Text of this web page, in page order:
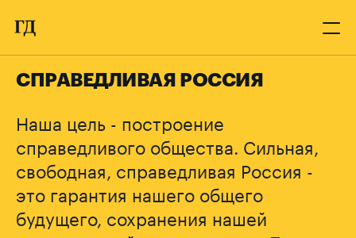
СПРАВЕДЛИВАЯ РОССИЯ
Наша цель - построение
справедливого общества. Сильная,
свободная, справедливая Россия -
это гарантия нашего общего
будущего, сохранения нашей